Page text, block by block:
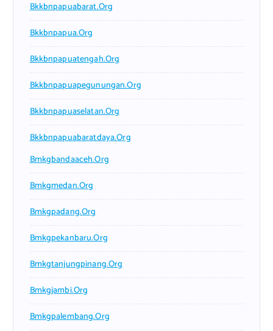
Bkkbnpapuabarat.org
Bkkbnpapua.org
Bkkbnpapuatengah.org
Bkkbnpapuapegunungan.org
Bkkbnpapuaselatan.org
Bkkbnpapuabaratdaya.org
Bmkgbandaaceh.org
Bmkgmedan.org
Bmkgpadang.org
Bmkgpekanbaru.org
Bmkgtanjungpinang.org
Bmkgjambi.org
Bmkgpalembang.org